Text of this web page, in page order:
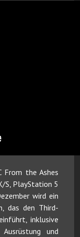
From the Ashes
S, PlayStation 5
wird ein
das den Third-
inklusive
und